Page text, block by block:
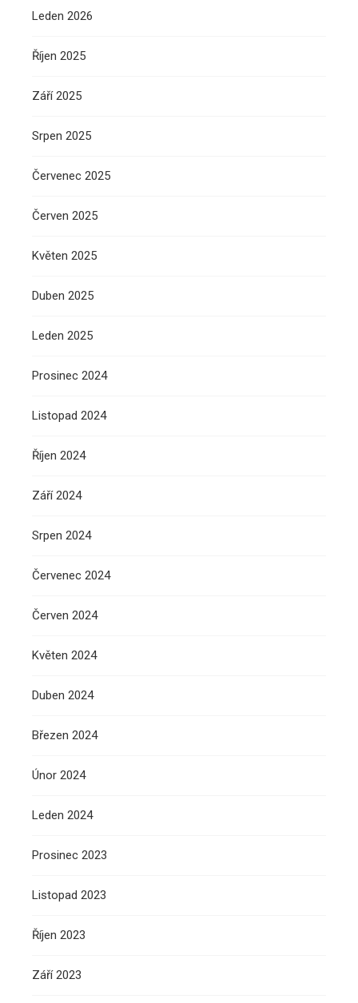
Leden 2026
Říjen 2025
Září 2025
Srpen 2025
Červenec 2025
Červen 2025
Květen 2025
Duben 2025
Leden 2025
Prosinec 2024
Listopad 2024
Říjen 2024
Září 2024
Srpen 2024
Červenec 2024
Červen 2024
Květen 2024
Duben 2024
Březen 2024
Únor 2024
Leden 2024
Prosinec 2023
Listopad 2023
Říjen 2023
Září 2023